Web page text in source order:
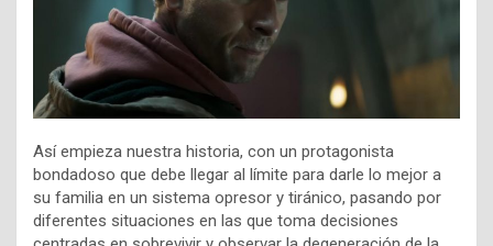
Así empieza nuestra historia, con un protagonista
bondadoso que debe llegar al límite para darle lo mejor a
su familia en un sistema opresor y tiránico, pasando por
diferentes situaciones en las que toma decisiones